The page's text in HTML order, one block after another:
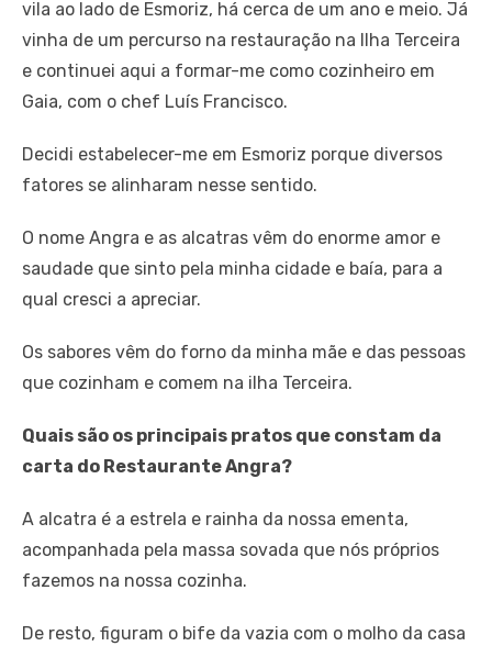
vila ao lado de Esmoriz, há cerca de um ano e meio. Já
vinha de um percurso na restauração na Ilha Terceira
e continuei aqui a formar-me como cozinheiro em
Gaia, com o chef Luís Francisco.
Decidi estabelecer-me em Esmoriz porque diversos
fatores se alinharam nesse sentido.
O nome Angra e as alcatras vêm do enorme amor e
saudade que sinto pela minha cidade e baía, para a
qual cresci a apreciar.
Os sabores vêm do forno da minha mãe e das pessoas
que cozinham e comem na ilha Terceira.
Quais são os principais pratos que constam da
carta do Restaurante Angra?
A alcatra é a estrela e rainha da nossa ementa,
acompanhada pela massa sovada que nós próprios
fazemos na nossa cozinha.
De resto, figuram o bife da vazia com o molho da casa